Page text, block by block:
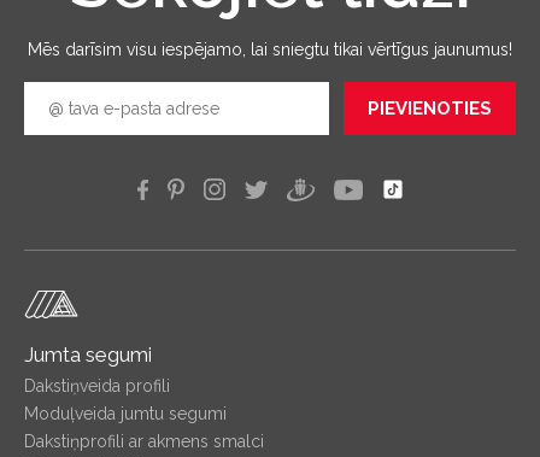
Mēs darīsim visu iespējamo, lai sniegtu tikai vērtīgus jaunumus!
PIEVIENOTIES
Jumta segumi
Dakstiņveida profili
Moduļveida jumtu segumi
Dakstiņprofili ar akmens smalci